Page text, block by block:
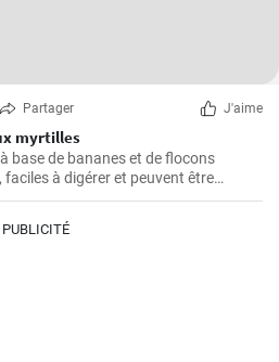
Partager J'aime
myrtilles
base de bananes et de flocons
à digérer et peuvent être
myrtilles fraîches et du sirop de
PUBLICITÉ